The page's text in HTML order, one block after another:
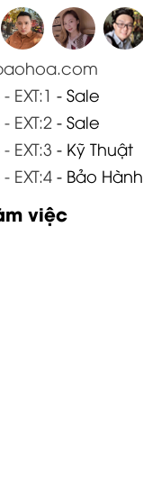
EXT:1 - Sale
EXT:2- Sale
EXT:3 - Kỹ Thuật
EXT:4- Bảo Hành
việc